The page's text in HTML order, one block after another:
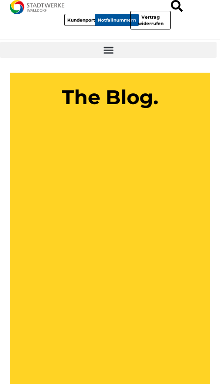
KundenportalNotfallnummern
Vertrag
widerrufen
The Blog.